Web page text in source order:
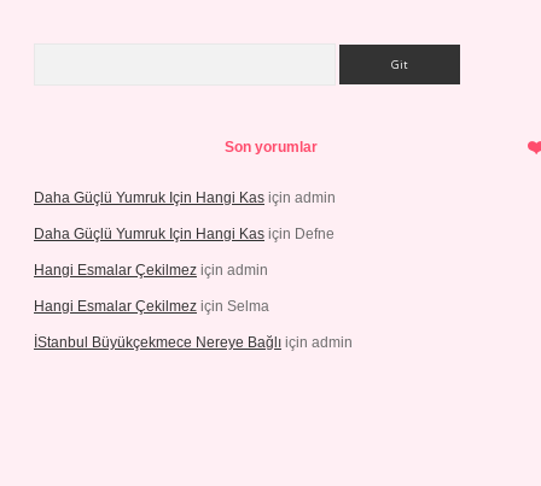
Son yorumlar
Daha Güçlü Yumruk Için Hangi Kas için admin
Daha Güçlü Yumruk Için Hangi Kas için Defne
Hangi Esmalar Çekilmez için admin
Hangi Esmalar Çekilmez için Selma
İStanbul Büyükçekmece Nereye Bağlı için admin